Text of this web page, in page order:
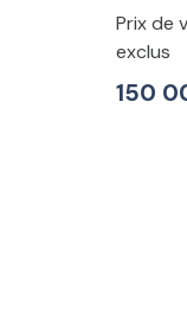
Prix de
exclus
150